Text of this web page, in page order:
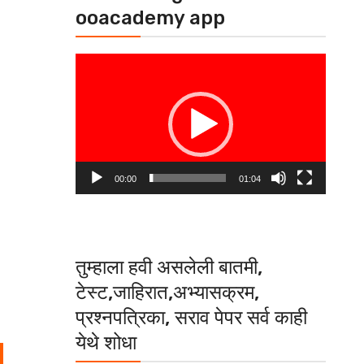
ooacademy app
00:00 01:04
तुम्हाला हवी असलेली बातमी,
टेस्ट,जाहिरात,अभ्यासक्रम,
प्रश्नपत्रिका, सराव पेपर सर्व काही
येथे शोधा